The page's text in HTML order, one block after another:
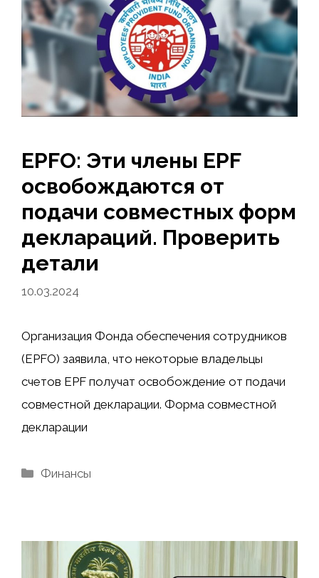
EPFO: Эти члены EPF
освобождаются от
подачи совместных форм
деклараций. Проверить
детали
10.03.2024
Организация Фонда обеспечения сотрудников
(EPFO) заявила, что некоторые владельцы
счетов EPF получат освобождение от подачи
совместной декларации. Форма совместной
декларации
Рубрики
Финансы